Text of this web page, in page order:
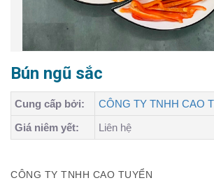
Bún ngũ sắc
Cung cấp bởi:
CÔNG TY TNHH CAO
Giá niêm yết:
Liên hệ
CÔNG TY TNHH CAO TUYỂN